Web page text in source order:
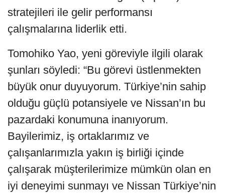
stratejileri ile gelir performansı
çalışmalarına liderlik etti.
Tomohiko Yao, yeni göreviyle ilgili olarak
şunları söyledi: “Bu görevi üstlenmekten
büyük onur duyuyorum. Türkiye’nin sahip
olduğu güçlü potansiyele ve Nissan’ın bu
pazardaki konumuna inanıyorum.
Bayilerimiz, iş ortaklarımız ve
çalışanlarımızla yakın iş birliği içinde
çalışarak müşterilerimize mümkün olan en
iyi deneyimi sunmayı ve Nissan Türkiye’nin